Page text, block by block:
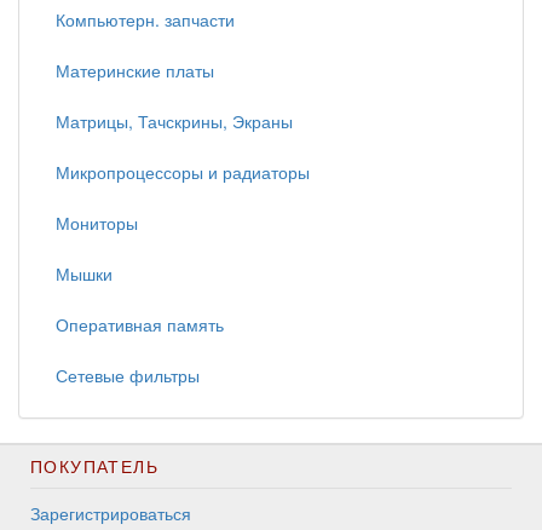
Компьютерн. запчасти
Материнские платы
Матрицы, Тачскрины, Экраны
Микропроцессоры и радиаторы
Мониторы
Мышки
Оперативная память
Сетевые фильтры
ПОКУПАТЕЛЬ
Зарегистрироваться